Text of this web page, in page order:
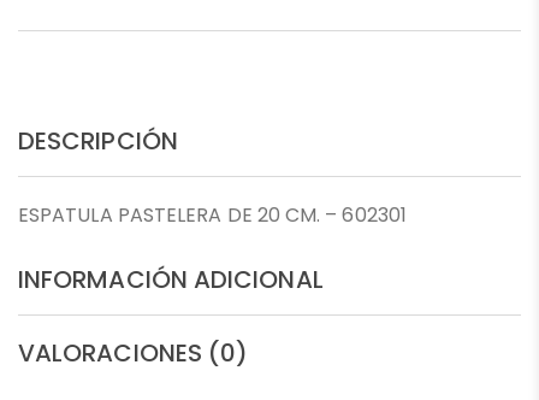
DESCRIPCIÓN
ESPATULA PASTELERA DE 20 CM. – 602301
INFORMACIÓN ADICIONAL
VALORACIONES (0)